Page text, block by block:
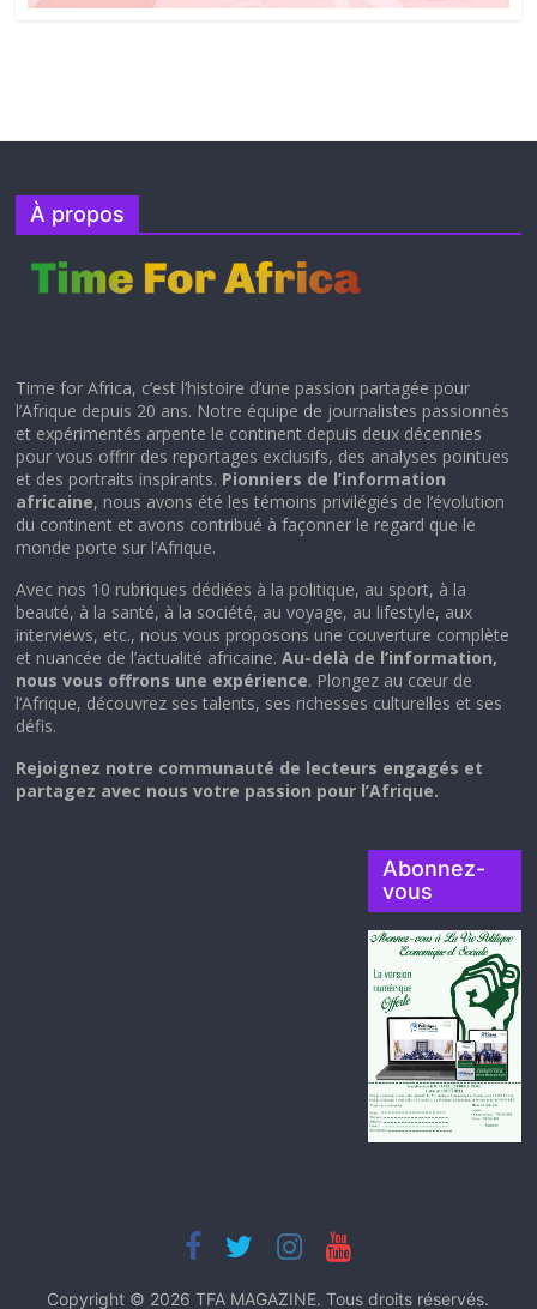
À propos
Time for Africa, c’est l’histoire d’une passion partagée pour
l’Afrique depuis 20 ans. Notre équipe de journalistes passionnés
et expérimentés arpente le continent depuis deux décennies
pour vous offrir des reportages exclusifs, des analyses pointues
et des portraits inspirants. Pionniers de l’information
africaine, nous avons été les témoins privilégiés de l’évolution
du continent et avons contribué à façonner le regard que le
monde porte sur l’Afrique.
Avec nos 10 rubriques dédiées à la politique, au sport, à la
beauté, à la santé, à la société, au voyage, au lifestyle, aux
interviews, etc., nous vous proposons une couverture complète
et nuancée de l’actualité africaine.Au-delà de l’information,
nous vous offrons une expérience. Plongez au cœur de
l’Afrique, découvrez ses talents, ses richesses culturelles et ses
défis.
Rejoignez notre communauté de lecteurs engagés et
partagez avec nous votre passion pour l’Afrique.
Abonnez-
vous
Copyright © 2026TFA MAGAZINE. Tous droits réservés.